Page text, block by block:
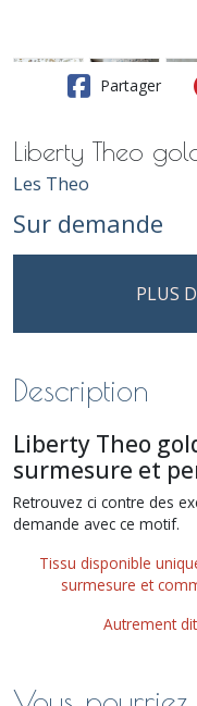
Partager
Liberty Theo
Les Theo
Sur demande
PLUS
Description
Liberty Theo
surmesure et
Retrouvez ci contre des
demande avec ce motif.
Tissu disponible
surmesure et
Autrement